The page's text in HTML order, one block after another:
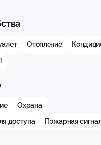
Отопление
Охрана
доступа Пожарная